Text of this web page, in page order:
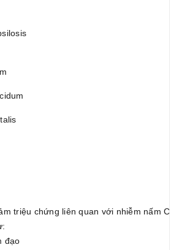
triệu chứng liên quan với nhiễm nấm
đạo